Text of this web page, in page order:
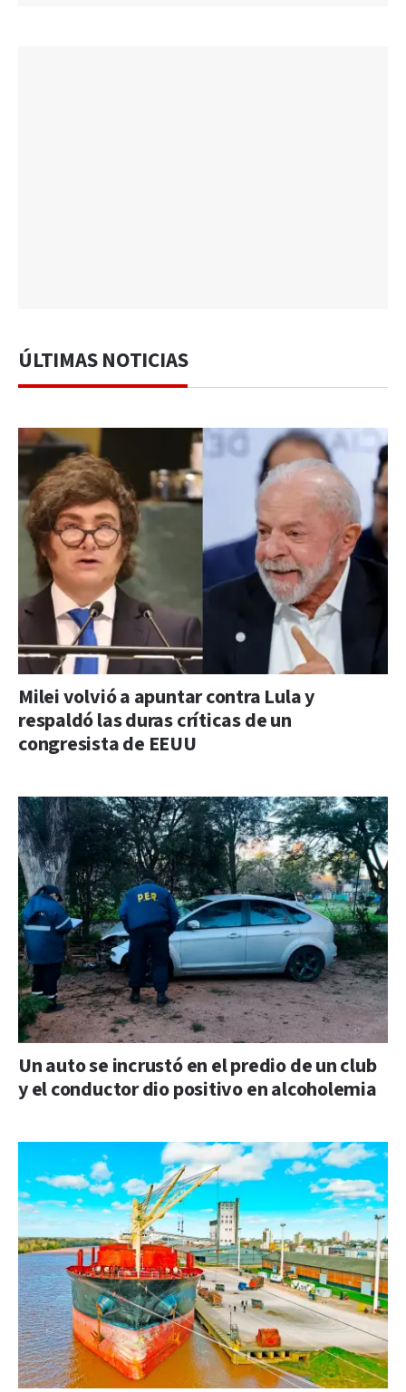
ÚLTIMAS NOTICIAS
Milei volvió a apuntar contra Lula y
respaldó las duras críticas de un
congresista de EEUU
Un auto se incrustó en el predio de un club
y el conductor dio positivo en alcoholemia